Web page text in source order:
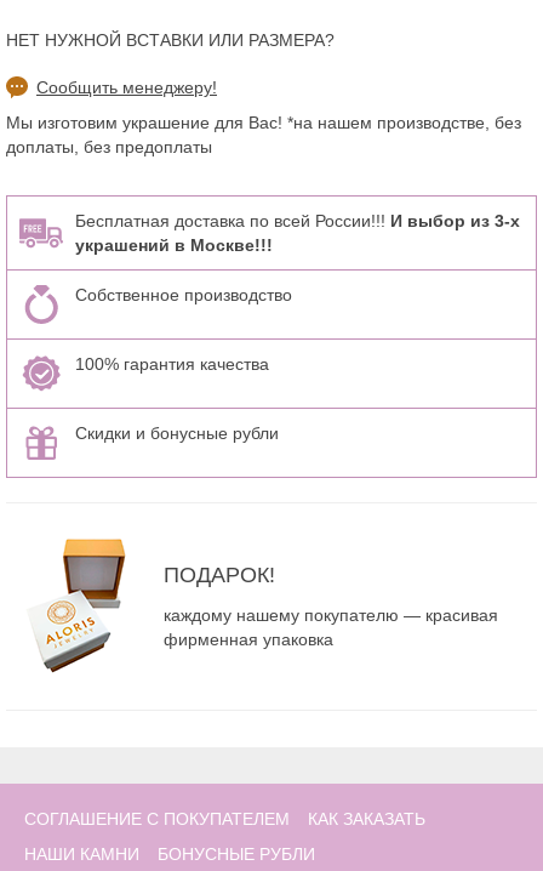
НЕТ НУЖНОЙ ВСТАВКИ ИЛИ РАЗМЕРА?
Сообщить менеджеру!
Мы изготовим украшение для Вас! *на нашем производстве, без
доплаты, без предоплаты
Бесплатная доставка по всей России!!! И выбор из 3-х
украшений в Москве!!!
Собственное производство
100% гарантия качества
Скидки и бонусные рубли
ПОДАРОК!
каждому нашему покупателю — красивая
фирменная упаковка
СОГЛАШЕНИЕ С ПОКУПАТЕЛЕМ
КАК ЗАКАЗАТЬ
НАШИ КАМНИ
БОНУСНЫЕ РУБЛИ